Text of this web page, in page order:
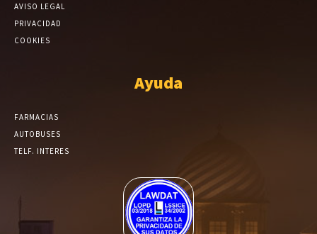
AVISO LEGAL
PRIVACIDAD
COOKIES
Ayuda
FARMACIAS
AUTOBUSES
TELF. INTERES